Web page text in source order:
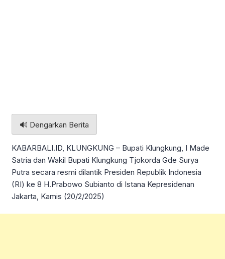
🔊 Dengarkan Berita
KABARBALI.ID, KLUNGKUNG – Bupati Klungkung, I Made
Satria dan Wakil Bupati Klungkung Tjokorda Gde Surya
Putra secara resmi dilantik Presiden Republik Indonesia
(RI) ke 8 H.Prabowo Subianto di Istana Kepresidenan
Jakarta, Kamis (20/2/2025)